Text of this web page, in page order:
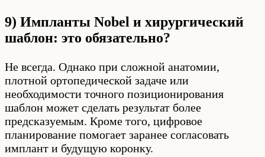
9) Импланты Nobel и хирургический
шаблон: это обязательно?
Не всегда. Однако при сложной анатомии,
плотной ортопедической задаче или
необходимости точного позиционирования
шаблон может сделать результат более
предсказуемым. Кроме того, цифровое
планирование помогает заранее согласовать
имплант и будущую коронку.